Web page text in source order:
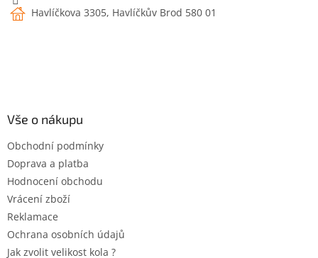
Havlíčkova 3305, Havlíčkův Brod 580 01
Vše o nákupu
Obchodní podmínky
Doprava a platba
Hodnocení obchodu
Vrácení zboží
Reklamace
Ochrana osobních údajů
Jak zvolit velikost kola ?